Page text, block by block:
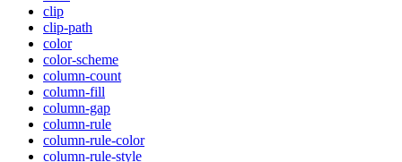
clip
clip-path
color
color-scheme
column-count
column-fill
column-gap
column-rule
column-rule-color
column-rule-style